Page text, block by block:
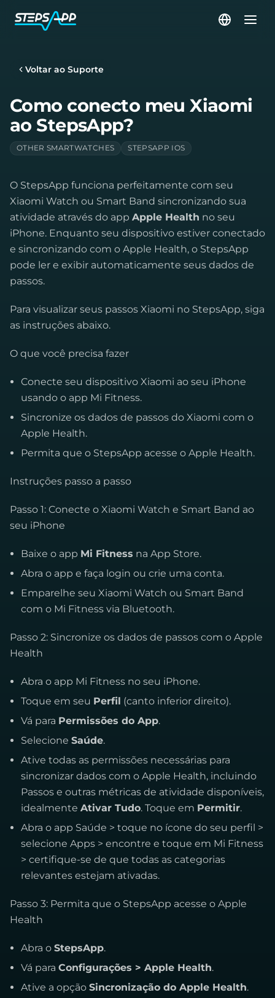
Voltar ao Suporte
Como conecto meu Xiaomi
ao StepsApp?
OTHER SMARTWATCHES STEPSAPP IOS
O StepsApp funciona perfeitamente com seu
Xiaomi Watch ou Smart Band sincronizando sua
atividade através do app Apple Health no seu
iPhone. Enquanto seu dispositivo estiver conectado
e sincronizando com o Apple Health, o StepsApp
pode ler e exibir automaticamente seus dados de
passos.
Para visualizar seus passos Xiaomi no StepsApp, siga
as instruções abaixo.
O que você precisa fazer
Conecte seu dispositivo Xiaomi ao seu iPhone
usando o app Mi Fitness.
Sincronize os dados de passos do Xiaomi com o
Apple Health.
Permita que o StepsApp acesse o Apple Health.
Instruções passo a passo
Passo 1: Conecte o Xiaomi Watch e Smart Band ao
seu iPhone
Baixe o app Mi Fitness na App Store.
Abra o app e faça login ou crie uma conta.
Emparelhe seu Xiaomi Watch ou Smart Band
com o Mi Fitness via Bluetooth.
Passo 2: Sincronize os dados de passos com o Apple
Health
Abra o app Mi Fitness no seu iPhone.
Toque em seu Perfil (canto inferior direito).
Vá para Permissões do App.
Selecione Saúde.
Ative todas as permissões necessárias para
sincronizar dados com o Apple Health, incluindo
Passos e outras métricas de atividade disponíveis,
idealmente Ativar Tudo. Toque em Permitir.
Abra o app Saúde > toque no ícone do seu perfil >
selecione Apps > encontre e toque em Mi Fitness
> certifique-se de que todas as categorias
relevantes estejam ativadas.
Passo 3: Permita que o StepsApp acesse o Apple
Health
Abra o StepsApp.
Vá para Configurações > Apple Health.
Ative a opção Sincronização do Apple Health.